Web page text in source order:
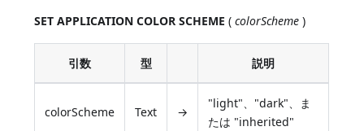
SET APPLICATION COLOR SCHEME (colorScheme )
引数 型 説明
colorScheme Text →
"light"、"dark"、ま
たは "inherited"